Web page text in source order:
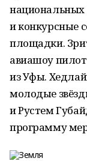
и конкурсные
площадки.
авиашоу
из Уфы.
молодые
и Рустем
программу